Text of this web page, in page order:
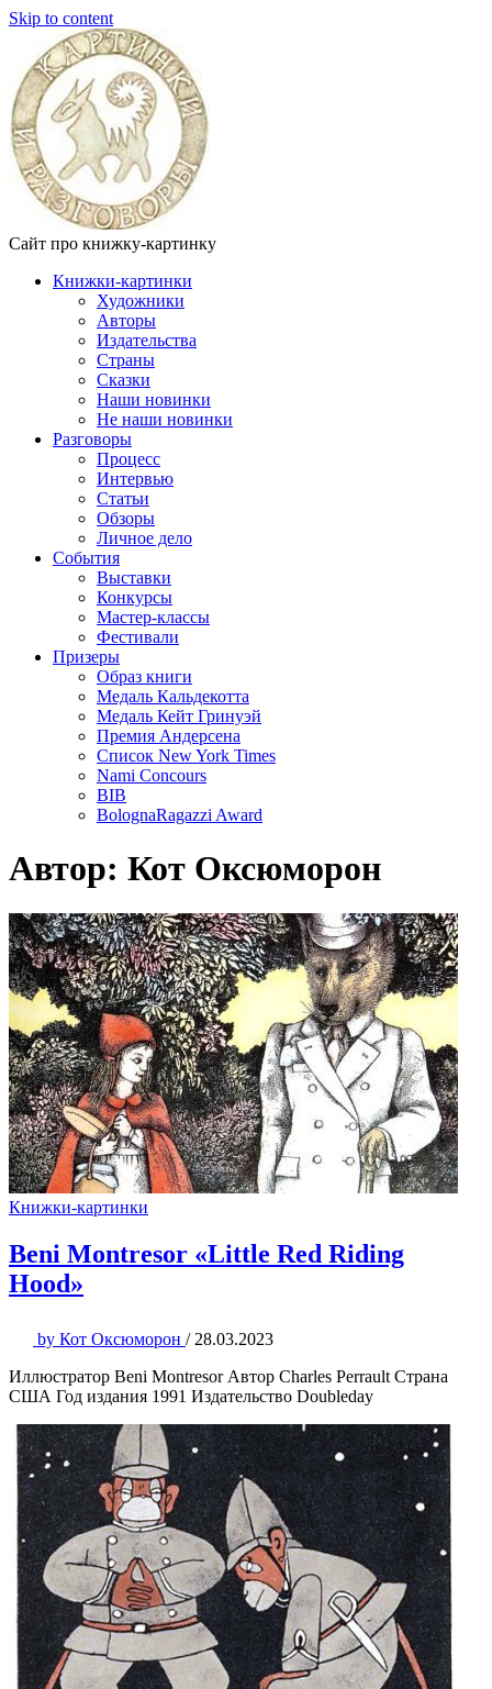
Skip to content
Сайт про книжку-картинку
Книжки-картинки
Художники
Авторы
Издательства
Страны
Сказки
Наши новинки
Не наши новинки
Разговоры
Процесс
Интервью
Статьи
Обзоры
Личное дело
События
Выставки
Конкурсы
Мастер-классы
Фестивали
Призеры
Образ книги
Медаль Кальдекотта
Медаль Кейт Гринуэй
Премия Андерсена
Список New York Times
Nami Concours
BIB
BolognaRagazzi Award
Автор: Кот Оксюморон
Книжки-картинки
Beni Montresor «Little Red Riding
Hood»
by Кот Оксюморон / 28.03.2023
Иллюстратор Beni Montresor Автор Charles Perrault Страна
США Год издания 1991 Издательство Doubleday